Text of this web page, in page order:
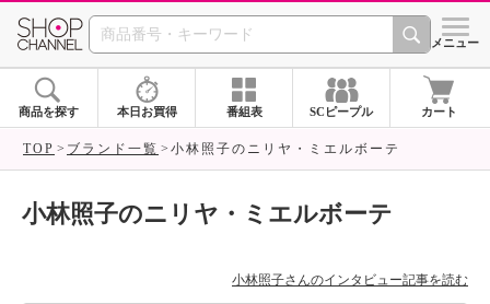
SHOP CHANNEL ショッ
メニュー
商品を探す 本日お買得 番組表 SCピープル カート
TOP ブランド一覧 小林照子のニリヤ・ミエルボーテ
小林照子のニリヤ・ミエルボーテ
小林照子さんのインタビュー記事を読む